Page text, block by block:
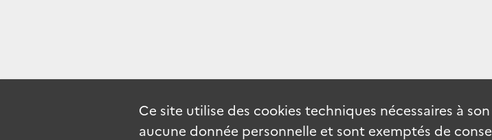
Ce site utilise des cookies techniques nécessaires à
aucune donnée personnelle et sont exemptés de